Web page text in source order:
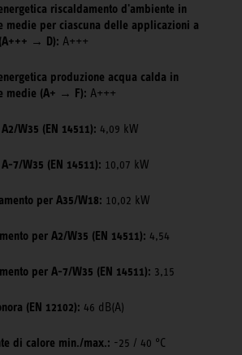
riscaldamento d'ambiente in
medie per ciascuna delle applicazioni a
→ D): A+++
produzione acqua calda in
medie (A+ → F): A+++
W35 (EN 14511): 4,09 kW
7/W35 (EN 14511): 10,07 kW
per A35/W18: 10,02 kW
per A2/W35 (EN 14511): 4,54
per A-7/W35 (EN 14511): 3,15
(EN 12102): 46 dB(A)
di calore min./max.: -25 / 40 °C